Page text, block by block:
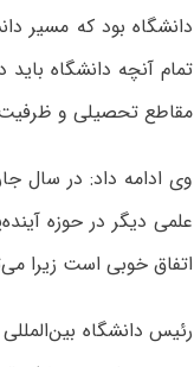
مقاطع تحصیلی و
وی ادامه داد: در سال
علمی دیگر در حوزه
اتفاق خوبی است زیرا